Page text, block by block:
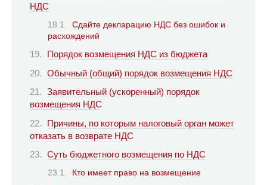
НДС
Сдайте декларацию НДС без ошибок и
расхождений
Порядок возмещения НДС из бюджета
Обычный (общий) порядок возмещения НДС
Заявительный (ускоренный) порядок
возмещения НДС
Причины, по которым налоговый орган может
отказать в возврате НДС
Суть бюджетного возмещения по НДС
Кто имеет право на возмещение